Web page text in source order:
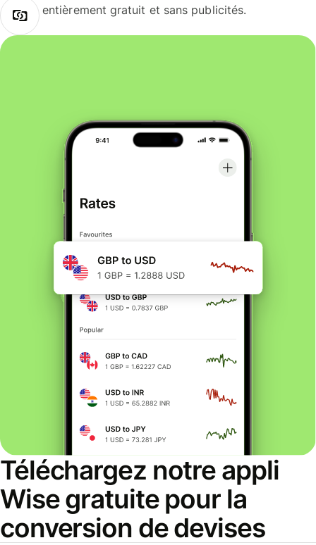
entièrement gratuit et sans publicités.
Téléchargez notre appli
Wise gratuite pour la
conversion de devises